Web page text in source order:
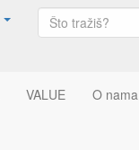
VALUE O nama